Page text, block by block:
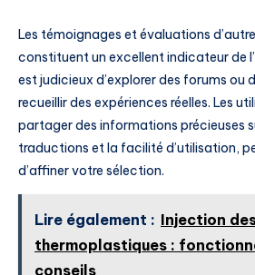
Les témoignages et évaluations
constituent un excellent indicateur de
est judicieux d’explorer des forums ou
recueillir des expériences réelles. Les
partager des informations précieuses
traductions et la facilité d’utilisation,
d’affiner votre sélection.
Lire également : Injection
thermoplastiques :
conseils